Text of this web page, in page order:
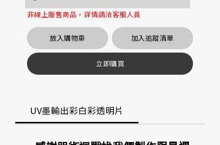
非線上販售商品，詳情請洽客服人員
放入購物車 加入追蹤清單
立即購買
UV墨輸出彩白彩透明片